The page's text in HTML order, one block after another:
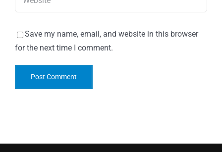
Save my name, email, and website in this browser
for the next time I comment.